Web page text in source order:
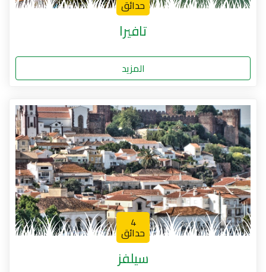
حدائق
تافيرا
المزيد
4
حدائق
سيلفز